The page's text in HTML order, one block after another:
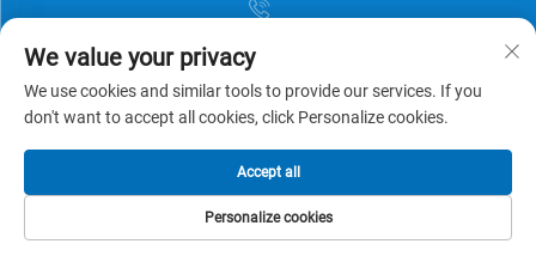
[email protected]
Bản quyền © Zhejiang Universal Trading Co.,Ltd. Đã được bảo lưu Chính
sách bảo mật
We value your privacy
We use cookies and similar tools to provide our services. If you
don't want to accept all cookies, click Personalize cookies.
Personalize cookies
Accept all